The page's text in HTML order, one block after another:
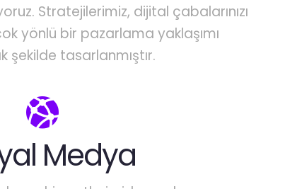
Stratejilerimiz, dijital çabalarınızı
yönlü bir pazarlama yaklaşımı
şekilde tasarlanmıştır.
Medya